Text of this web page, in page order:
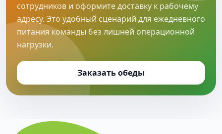
сотрудников и оформите доставку к рабочему
адресу. Это удобный сценарий для ежедневного
питания команды без лишней операционной
нагрузки.
Заказать обеды